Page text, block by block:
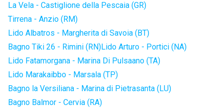
La Vela - Castiglione della Pescaia (GR)
Tirrena - Anzio (RM)
Lido Albatros - Margherita di Savoia (BT)
Bagno Tiki 26 - Rimini (RN)Lido Arturo - Portici (NA)
Lido Fatamorgana - Marina Di Pulsaano (TA)
Lido Marakaibbo - Marsala (TP)
Bagno la Versiliana - Marina di Pietrasanta (LU)
Bagno Balmor - Cervia (RA)